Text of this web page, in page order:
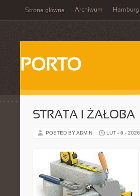
Strona główna Archiwum Hamburg
PORTO
STRATA I ŻAŁOBA
POSTED BY ADMIN LUT - 6 - 2026